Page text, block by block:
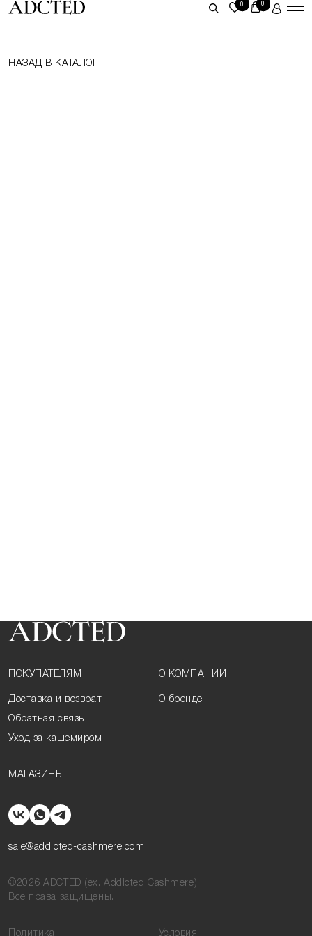
0 0
НАЗАД В КАТАЛОГ
ПОКУПАТЕЛЯМ
Доставка и возврат
Обратная связь
Уход за кашемиром
О КОМПАНИИ
О бренде
МАГАЗИНЫ
sale@addicted-cashmere.com
©2026 ADCTED (ex. Addicted Cashmere).
Все права защищены.
Политика Условия